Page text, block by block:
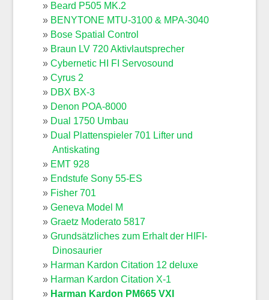
Beard P505 MK.2
BENYTONE MTU-3100 & MPA-3040
Bose Spatial Control
Braun LV 720 Aktivlautsprecher
Cybernetic HI FI Servosound
Cyrus 2
DBX BX-3
Denon POA-8000
Dual 1750 Umbau
Dual Plattenspieler 701 Lifter und
Antiskating
EMT 928
Endstufe Sony 55-ES
Fisher 701
Geneva Model M
Graetz Moderato 5817
Grundsätzliches zum Erhalt der HIFI-
Dinosaurier
Harman Kardon Citation 12 deluxe
Harman Kardon Citation X-1
Harman Kardon PM665 VXI